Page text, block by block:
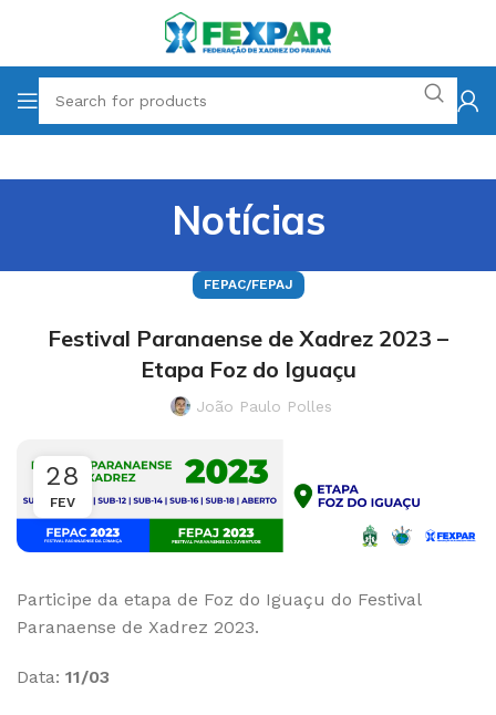
Notícias
FEPAC/FEPAJ
Festival Paranaense de Xadrez 2023 –
Etapa Foz do Iguaçu
João Paulo Polles
28
FEV
Participe da etapa de Foz do Iguaçu do Festival
Paranaense de Xadrez 2023.
Data: 11/03